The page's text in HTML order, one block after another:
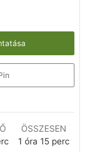
ÖSSZESEN
1 óra
óra 15perc
perc